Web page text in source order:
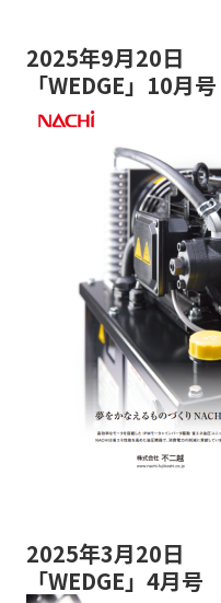
2025年9月20日
「WEDGE」10月号
2025年3月20日
「WEDGE」4月号